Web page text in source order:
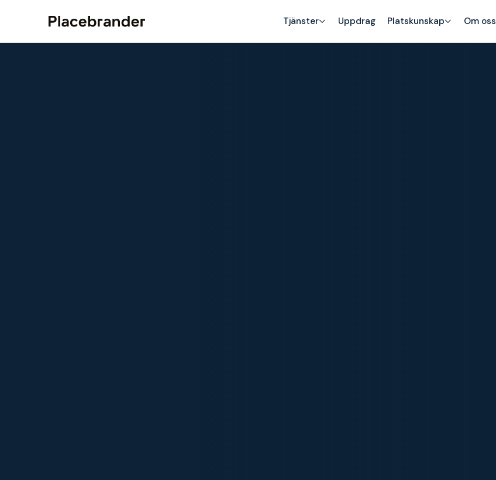
Tjänster Uppdrag Platskunskap Om oss